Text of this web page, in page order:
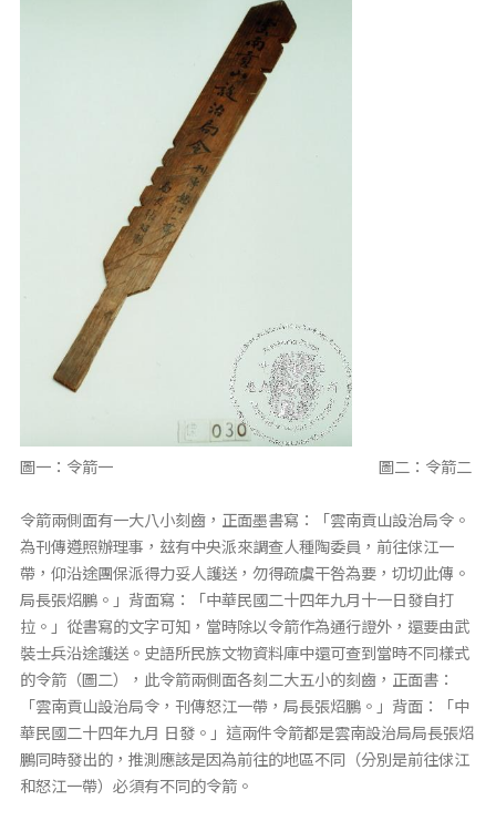
圖一：令箭一 圖二：令箭二
令箭兩側面有一大八小刻齒，正面墨書寫：「雲南貢山設治局令。
為刊傳遵照辦理事，玆有中央派來調查人種陶委員，前往俅江一
帶，仰沿途團保派得力妥人護送，勿得疏虞干咎為要，切切此傳。
局長張炤鵬。」背面寫：「中華民國二十四年九月十一日發自打
拉。」從書寫的文字可知，當時除以令箭作為通行證外，還要由武
裝士兵沿途護送。史語所民族文物資料庫中還可查到當時不同樣式
的令箭（圖二），此令箭兩側面各刻二大五小的刻齒，正面書：
「雲南貢山設治局令，刊傳怒江一帶，局長張炤鵬。」背面：「中
華民國二十四年九月 日發。」這兩件令箭都是雲南設治局局長張炤
鵬同時發出的，推測應該是因為前往的地區不同（分別是前往俅江
和怒江一帶）必須有不同的令箭。